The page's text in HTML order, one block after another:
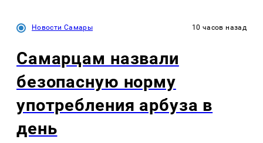
Новости Самары 10 часов назад
Самарцам назвали
безопасную норму
употребления арбуза в
день